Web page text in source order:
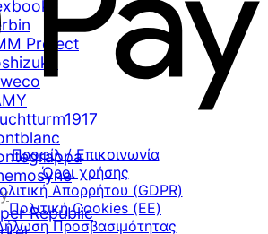
Project
Republic
Προφίλ / Επικοινωνία
Όροι χρήσης
Απορρήτου (GDPR)
Πολιτική Cookies (ΕΕ)
Προσβασιμότητας